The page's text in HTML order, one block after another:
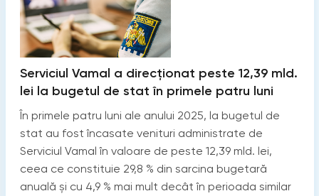
Serviciul Vamal a direcționat peste 12,39 mld.
lei la bugetul de stat în primele patru luni
În primele patru luni ale anului 2025, la bugetul de
stat au fost încasate venituri administrate de
Serviciul Vamal în valoare de peste 12,39 mld. lei,
ceea ce constituie 29,8 % din sarcina bugetară
anuală și cu 4,9 % mai mult decât în perioada similar